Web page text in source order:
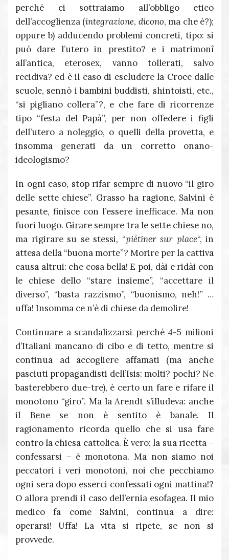
perché ci sottraiamo all’obbligo etico
dell’accoglienza (integrazione, dicono, ma che è?);
oppure b) adducendo problemi concreti, tipo: si
puó dare l’utero in prestito? e i matrimonî
all’antica, eterosex, vanno tollerati, salvo
recidiva? ed è il caso di escludere la Croce dalle
scuole, sennò i bambini buddisti, shintoisti, etc.,
“si pigliano collera”?, e che fare di ricorrenze
tipo “festa del Papà”, per non offedere i figli
dell’utero a noleggio, o quelli della provetta, e
insomma generati da un corretto onano-
ideologismo?
In ogni caso, stop rifar sempre di nuovo “il giro
delle sette chiese”. Grasso ha ragione, Salvini è
pesante, finisce con l’essere inefficace. Ma non
fuori luogo. Girare sempre tra le sette chiese no,
ma rigirare su se stessi, “piétiner sur place“, in
attesa della “buona morte”? Morire per la cattiva
causa altrui: che cosa bella! E poi, dài e ridài con
le chiese dello “stare insieme”, “accettare il
diverso”, “basta razzismo”, “buonismo, neh!” …
uffa! Insomma ce n’è di chiese da demolire!
Continuare a scandalizzarsi perché 4-5 milioni
d’Italiani mancano di cibo e di tetto, mentre si
continua ad accogliere affamati (ma anche
pasciuti propagandisti dell’Isis: molti? pochi? Ne
basterebbero due-tre), è certo un fare e rifare il
monotono “giro”. Ma la Arendt s’illudeva: anche
il Bene se non è sentito è banale. Il
ragionamento ricorda quello che si usa fare
contro la chiesa cattolica. È vero: la sua ricetta –
confessarsi – è monotona. Ma non siamo noi
peccatori i veri monotoni, noi che pecchiamo
ogni sera dopo esserci confessati ogni mattina!?
O allora prendi il caso dell’ernia esofagea. Il mio
medico fa come Salvini, continua a dire:
operarsi! Uffa! La vita si ripete, se non si
provvede.